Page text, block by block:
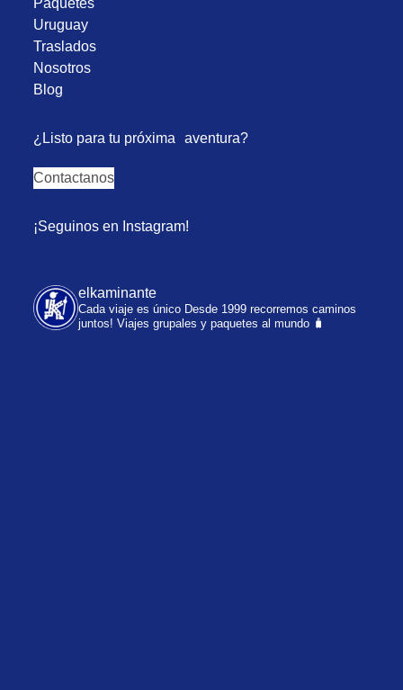
Uruguay
Traslados
Nosotros
Blog
¿Listo para tu próxima aventura?
Contactanos
¡Seguinos en Instagram!
elkaminante
Cada viaje es único Desde 1999 recorremos caminos
juntos! Viajes grupales y paquetes al mundo 🧳